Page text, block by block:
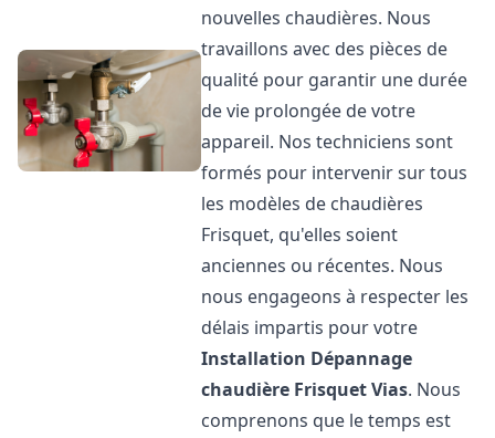
nouvelles chaudières. Nous
travaillons avec des pièces de
qualité pour garantir une durée
de vie prolongée de votre
appareil. Nos techniciens sont
formés pour intervenir sur tous
les modèles de chaudières
Frisquet, qu'elles soient
anciennes ou récentes. Nous
nous engageons à respecter les
délais impartis pour votre
Installation Dépannage
chaudière FrisquetVias. Nous
comprenons que le temps est